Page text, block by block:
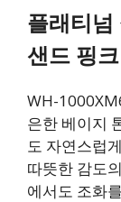
플래티넘
샌드 핑크
WH-
은한 베이지
도 자연스럽
따뜻한 감도
에서도 조화